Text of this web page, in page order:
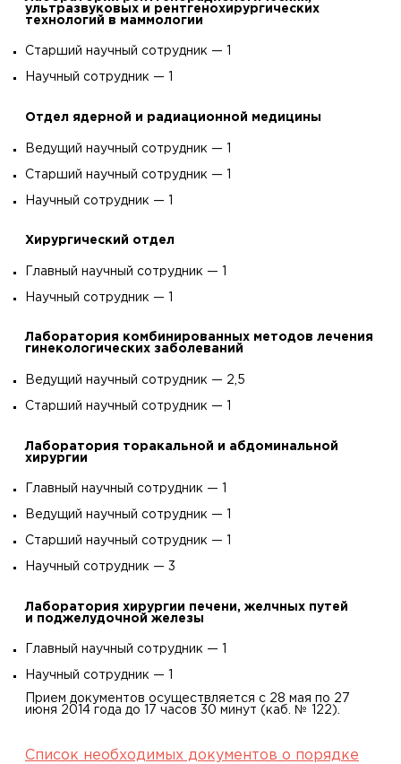
ультразвуковых и рентгенохирургических
технологий в маммологии
Старший научный сотрудник — 1
Научный сотрудник — 1
Отдел ядерной и радиационной медицины
Ведущий научный сотрудник — 1
Старший научный сотрудник — 1
Научный сотрудник — 1
Хирургический отдел
Главный научный сотрудник — 1
Научный сотрудник — 1
Лаборатория комбинированных методов лечения
гинекологических заболеваний
Ведущий научный сотрудник — 2,5
Старший научный сотрудник — 1
Лаборатория торакальной и абдоминальной
хирургии
Главный научный сотрудник — 1
Ведущий научный сотрудник — 1
Старший научный сотрудник — 1
Научный сотрудник — 3
Лаборатория хирургии печени, желчных путей
и поджелудочной железы
Главный научный сотрудник — 1
Научный сотрудник — 1
Прием документов осуществляется с 28 мая по 27
июня 2014 года до 17 часов 30 минут (каб. № 122).
Список необходимых документов о порядке